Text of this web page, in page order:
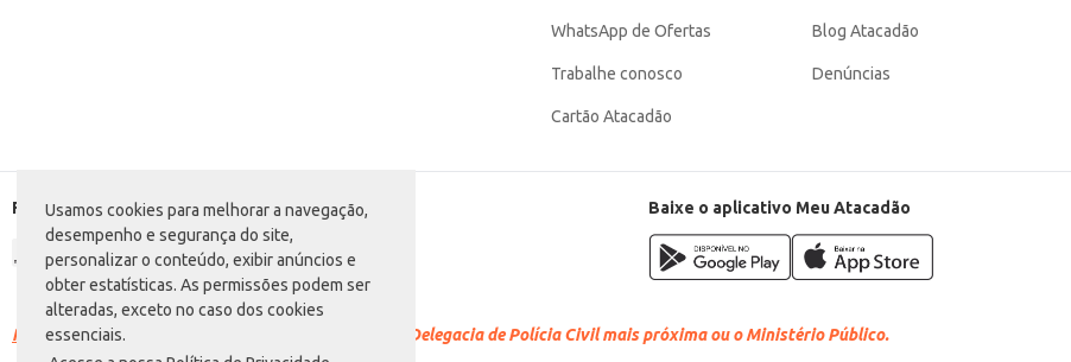
Usamos cookies para melhorar a navegação,
desempenho e segurança do site,
personalizar o conteúdo, exibir anúncios e
obter estatísticas. As permissões podem ser
alteradas, exceto no caso dos cookies
essenciais.
WhatsApp de Ofertas
Trabalhe conosco
Cartão Atacadão
Blog Atacadão
Denúncias
Formas de pagamento Baixe o aplicativo Meu Atacadão
Racismo é crime. Denuncie. Disque 100 ou procure a Delegacia de Polícia Civil mais próxima ou o Ministério Público.